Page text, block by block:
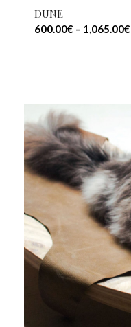
DUNE
600.00€ – 1,065.00€